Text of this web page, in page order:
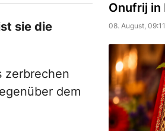
sie die
zerbrechen
dem
Onufrij in
08. August,